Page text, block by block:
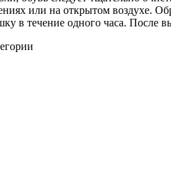
или на открытом воздухе.
в течение одного часа. После